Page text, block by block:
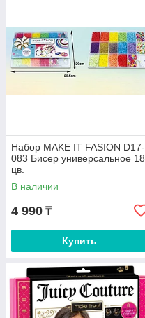
Набор MAKE IT FASION D17-
083 Бисер универсальное 18
цв.
В наличии
4 990 ₸
Купить